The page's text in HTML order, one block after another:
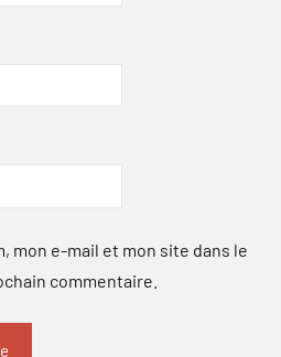
mon e-mail et mon site dans le
commentaire.